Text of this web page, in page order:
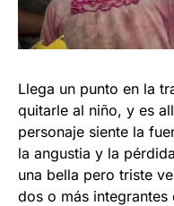
Llega un punto en la
quitarle al niño, y es
personaje siente la
la angustia y la
una bella pero triste
dos o más integrantes